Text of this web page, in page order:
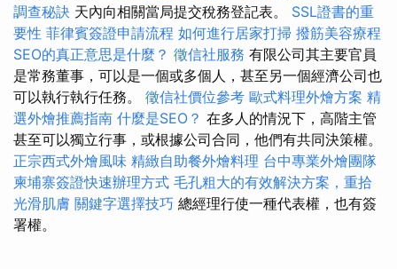
調查秘訣 天內向相關當局提交稅務登記表。 SSL證書的重
要性 菲律賓簽證申請流程 如何進行居家打掃 撥筋美容療程
SEO的真正意思是什麼？ 徵信社服務 有限公司其主要官員
是常務董事，可以是一個或多個人，甚至另一個經濟公司也
可以執行執行任務。 徵信社價位參考 歐式料理外燴方案 精
選外燴推薦指南 什麼是SEO？ 在多人的情況下，高階主管
甚至可以獨立行事，或根據公司合同，他們有共同決策權。
正宗西式外燴風味 精緻自助餐外燴料理 台中專業外燴團隊
柬埔寨簽證快速辦理方式 毛孔粗大的有效解決方案，重拾
光滑肌膚 關鍵字選擇技巧 總經理行使一種代表權，也有簽
署權。